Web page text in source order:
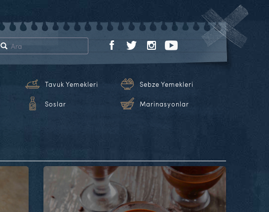
Tavuk Yemekleri Sebze Yemekleri
Soslar Marinasyonlar